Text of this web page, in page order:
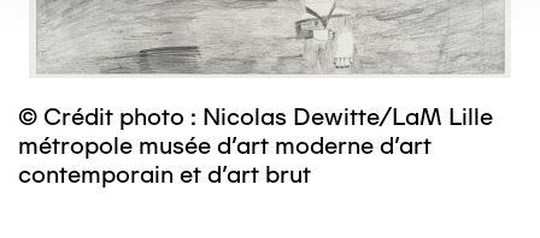
© Crédit photo : Nicolas Dewitte/LaM Lille
métropole musée d’art moderne d’art
contemporain et d’art brut